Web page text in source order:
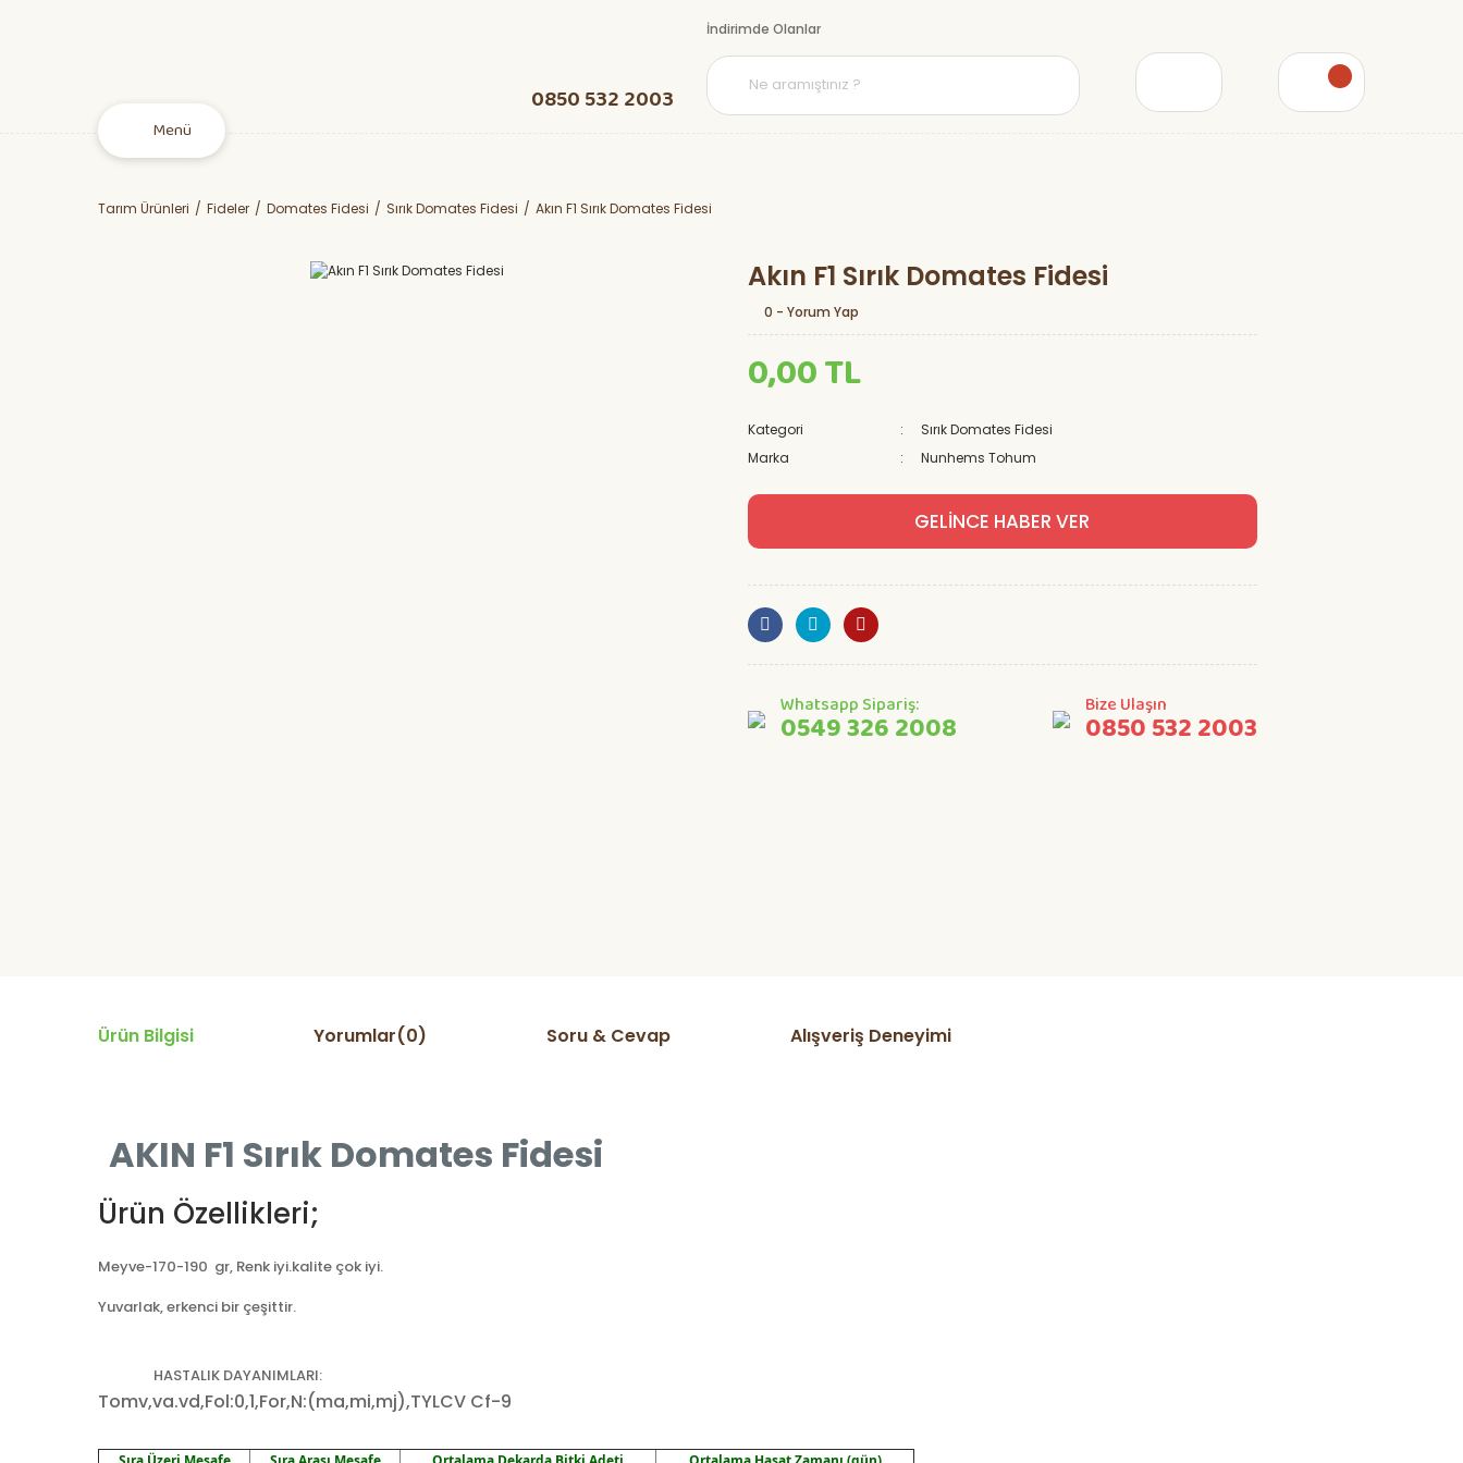
Menü
0850 532 2003
İndirimde Olanlar
Tarım Ürünleri Fideler Domates Fidesi Sırık Domates Fidesi Akın F1 Sırık Domates Fidesi
Akın F1 Sırık Domates Fidesi
0 - Yorum Yap
0,00 TL
Kategori
Sırık Domates Fidesi
Marka
Nunhems Tohum
GELİNCE HABER VER
Whatsapp Sipariş:
0549 326 2008
Bize Ulaşın
0850 532 2003
Ürün Bilgisi Yorumlar(0) Soru & Cevap Alışveriş Deneyimi
AKIN F1 Sırık Domates Fidesi
Ürün Özellikleri;
Meyve-170-190 gr, Renk iyi.kalite çok iyi.
Yuvarlak, erkenci bir çeşittir.
HASTALIK DAYANIMLARI:
Tomv,va.vd,Fol:0,1,For,N:(ma,mi,mj),TYLCV Cf-9